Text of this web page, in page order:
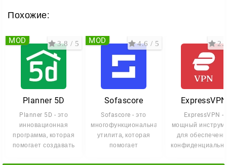
Похожие:
Planner 5D
Planner 5D - это
инновационная
программа, которая
помогает создавать
3.8 / 5
MOD
Sofascore
Sofascore - это
многофункциональная
утилита, которая
помогает
4.6 / 5
MOD
ExpressVPN
ExpressVPN -
мощный
для